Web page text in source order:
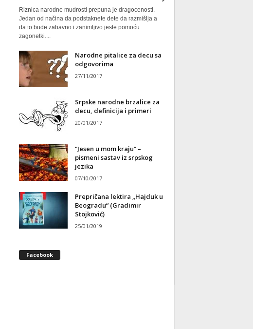
Riznica narodne mudrosti prepuna je dragocenosti.
Jedan od načina da podstaknete dete da razmišlja a
da to bude zabavno i zanimljivo jeste pomoću
zagonetki....
Narodne pitalice za decu sa
odgovorima
27/11/2017
Srpske narodne brzalice za
decu, definicija i primeri
20/01/2017
“Jesen u mom kraju” –
pismeni sastav iz srpskog
jezika
07/10/2017
Prepričana lektira „Hajduk u
Beogradu“ (Gradimir
Stojković)
25/01/2019
Facebook